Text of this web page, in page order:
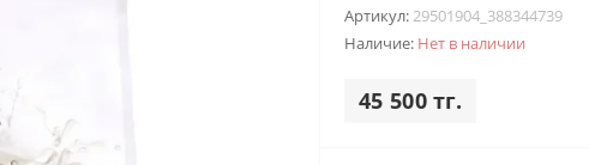
Артикул:29501904_388344739
Наличие: Нет в наличии
45 500 тг.